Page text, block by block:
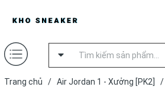
Trang chủ / Air Jordan 1 - Xưởng [PK2] /